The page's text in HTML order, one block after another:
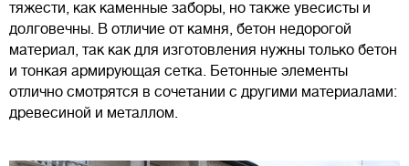
тяжести, как каменные заборы, но также увесисты и
долговечны. В отличие от камня, бетон недорогой
материал, так как для изготовления нужны только бетон
и тонкая армирующая сетка. Бетонные элементы
отлично смотрятся в сочетании с другими материалами:
древесиной и металлом.